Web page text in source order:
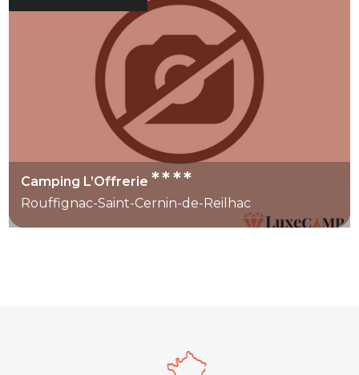
Camping L’Offrerie****
Rouffignac-Saint-Cernin-de-Reilhac